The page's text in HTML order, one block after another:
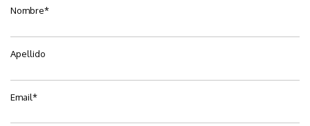
Nombre*
Apellido
Email*